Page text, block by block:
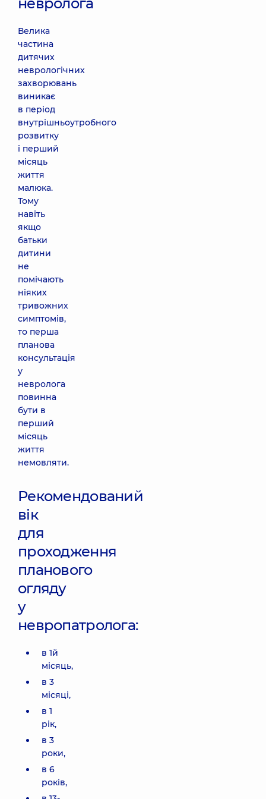
Софіївській
Медичний
Центр
«Добробут»
для всієї
родини на
Оболоні
родини на
вул.
Святошинська,
3-Б, м. Київ
Медичний
«Добробут»
для всієї
Центр
«Добробут»
Татарській
вул.
Татарська,
2-Е, м. Київ
Велика
частина
дитячих
неврологічних
захворювань
виникає
в період
внутрішньоутробного
розвитку
і перший
місяць
життя
малюка.
Тому
навіть
якщо
батьки
дитини
не
помічають
ніяких
тривожних
симптомів,
то перша
планова
консультація
у
невролога
повинна
бути в
перший
місяць
життя
немовляти.
Рекомендований
вік
для
проходження
планового
огляду
у
невропатролога:
в 1й
місяць,
в 3
місяці,
в 1
рік,
в 3
роки,
в 6
років,